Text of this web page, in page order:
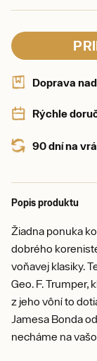
Doprava
Rýchle
90 dní na
Popis produktu
Žiadna ponuka
dobrého
voňavej klasiky.
Geo. F. Trumper,
z jeho vôní to
Jamesa Bonda
necháme na